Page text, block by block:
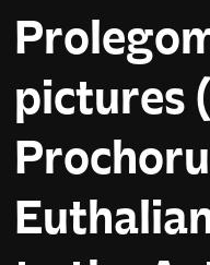
pictures